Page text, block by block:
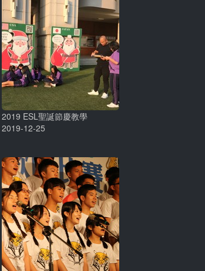
2019 ESL聖誕節慶教學
2019-12-25